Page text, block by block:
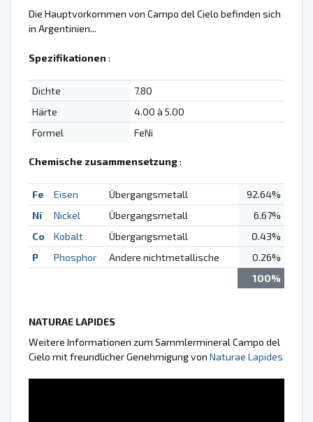
Die Hauptvorkommen von Campo del Cielo befinden sich
in Argentinien...
Spezifikationen :
Dichte
7.80
Härte
4.00 à 5.00
Formel
FeNi
Chemische zusammensetzung:
Fe Eisen Übergangsmetall
92.64%
Ni
Nickel Übergangsmetall
6.67%
Co
Kobalt Übergangsmetall
0.43%
P
Phosphor Andere nichtmetallische
0.26%
100%
NATURAE LAPIDES
Weitere Informationen zum Sammlermineral Campo del
Cielo mit freundlicher Genehmigung von Naturae Lapides